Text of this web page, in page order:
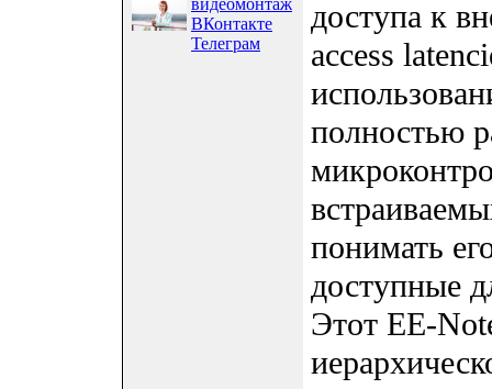
ВКонтакте
Телеграм
доступа к
access
полностью
понимать
доступные
Этот EE-